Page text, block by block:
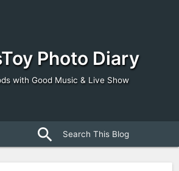
Photo Diary
with Good Music & Live Show
search